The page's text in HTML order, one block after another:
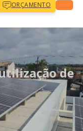
ORÇAMENTO
de